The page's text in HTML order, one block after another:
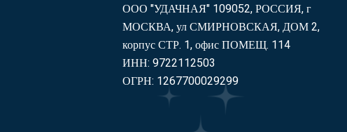
ООО "УДАЧНАЯ" 109052, РОССИЯ, г
МОСКВА, ул СМИРНОВСКАЯ, ДОМ 2,
корпус СТР. 1, офис ПОМЕЩ. 114
ИНН: 9722112503
ОГРН: 1267700029299